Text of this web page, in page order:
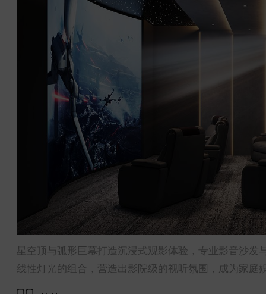
星空顶与弧形巨幕打造沉浸式观影体验，专业影音沙
线性灯光的组合，营造出影院级的视听氛围，成为家庭